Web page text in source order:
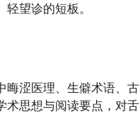
望诊的短板。
晦涩医理、生僻术语、古
术思想与阅读要点，对舌